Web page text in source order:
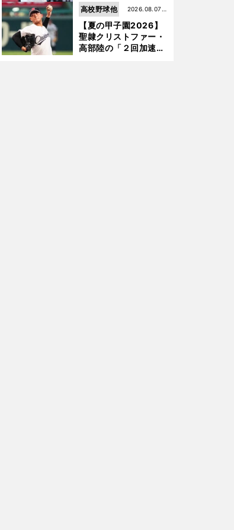
ハムの誤算」とソフト
バンク追撃のカギ
【夏の甲子園2026】
聖隷クリストファー・
高部陸の「２回加速す
2026.08.07更
高校野球他